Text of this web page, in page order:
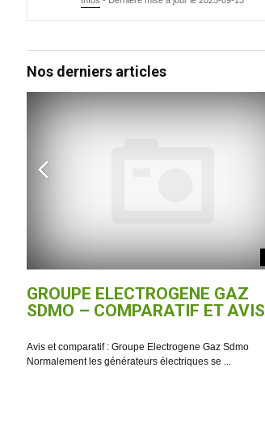
Nos derniers articles
GROUPE ELECTROGENE GAZ
SDMO – COMPARATIF ET AVIS
Avis et comparatif : Groupe Electrogene Gaz Sdmo
Normalement les générateurs électriques se ...